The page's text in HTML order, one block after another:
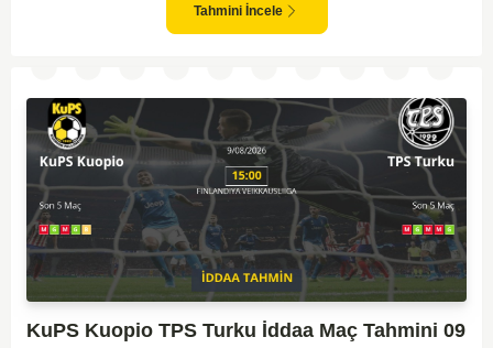
Tahmini İncele
KuPS Kuopio TPS Turku İddaa Maç Tahmini 09